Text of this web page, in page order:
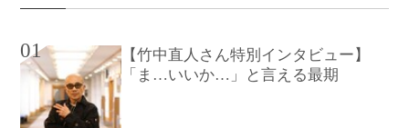
01
【竹中直人さん特別インタビュー】
「ま…いいか…」と言える最期